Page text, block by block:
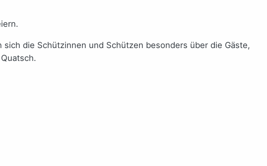
die Schützinnen und Schützen besonders über die Gäste,